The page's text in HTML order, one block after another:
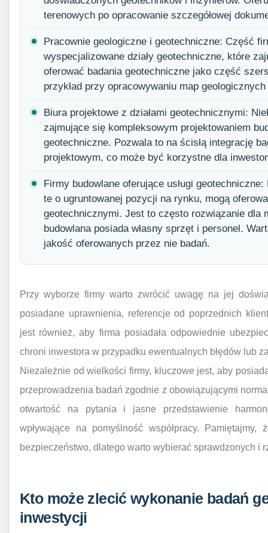
terenowych po opracowanie szczegółowej
Pracownie geologiczne i geotechniczne: Część
wyspecjalizowane działy geotechniczne, które
oferować badania geotechniczne jako część
przykład przy opracowywaniu map
Biura projektowe z działami geotechnicznymi:
zajmujące się kompleksowym projektowaniem
geotechniczne. Pozwala to na ścisłą integrację
projektowym, co może być korzystne dla
Firmy budowlane oferujące usługi
te o ugruntowanej pozycji na rynku, mogą
geotechnicznymi. Jest to często rozwiązanie dla
budowlana posiada własny sprzęt i personel.
jakość oferowanych przez nie badań.
Przy wyborze firmy warto zwrócić uwagę na jej
posiadane uprawnienia, referencje od poprzednich
jest również, aby firma posiadała odpowiednie
chroni inwestora w przypadku ewentualnych błędów lub
Niezależnie od wielkości firmy, kluczowe jest, aby
przeprowadzenia badań zgodnie z obowiązującymi
otwartość na pytania i jasne przedstawienie
wpływające na pomyślność współpracy.
bezpieczeństwo, dlatego warto wybierać sprawdzonych i
Kto może zlecić wykonanie badań
inwestycji